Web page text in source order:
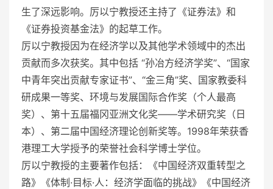
生了深远影响。厉以宁教授还主持了《证券法》和
《证券投资基金法》的起草工作。
厉以宁教授因为在经济学以及其他学术领域中的杰出
贡献而多次获奖。其中包括 “孙冶方经济学奖”、“国家
中青年突出贡献专家证书”、“金三角”奖、国家教委科
研成果一等奖、环境与发展国际合作奖（个人最高
奖）、第十五届福冈亚洲文化奖——学术研究奖（日
本）、第二届中国经济理论创新奖等。1998年荣获香
港理工大学授予的荣誉社会科学博士学位。
厉以宁教授的主要著作包括：《中国经济双重转型之
路》《体制·目标·人：经济学面临的挑战》《中国经济